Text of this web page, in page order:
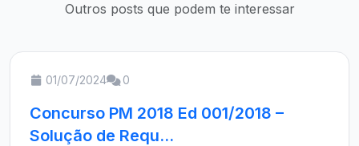
Outros posts que podem te interessar
01/07/2024 0
Concurso PM 2018 Ed 001/2018 –
Solução de Requ...